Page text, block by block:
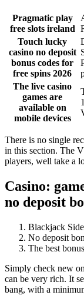
Pragmatic play
free slots ireland
Touch lucky
casino no deposit
bonus codes for
free spins 2026
The live casino
games are
available on
mobile devices
There is no single
in this section. The
players, well take a
Casino:
no deposit
Blackjack
No deposit
The best
Simply check new
can be very rich. It
bang, with a